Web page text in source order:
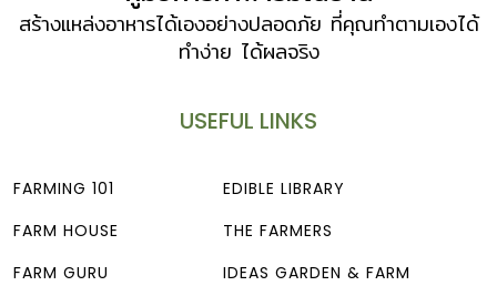
สร้างแหล่งอาหารได้เองอย่างปลอดภัย ที่คุณทำตามเองได้
ทำง่าย ได้ผลจริง
USEFUL LINKS
FARMING 101
FARM HOUSE
FARM GURU
EDIBLE LIBRARY
THE FARMERS
IDEAS GARDEN & FARM